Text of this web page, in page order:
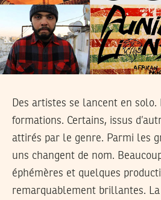
Des artistes se lancent en solo.
formations. Certains, issus
attirés par le genre. Parmi les
uns changent de nom.
éphémères et quelques
remarquablement brillantes. La